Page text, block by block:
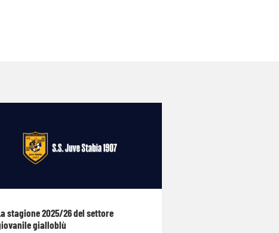
stagione 2025/26 del settore
gialloblù